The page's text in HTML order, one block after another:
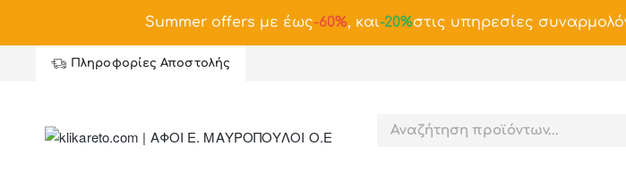
Summer offers με έως-60%, και-20%στις υπηρεσίες
Πληροφορίες Αποστολής